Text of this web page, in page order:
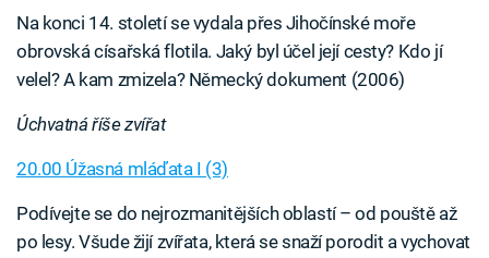
Na konci 14. století se vydala přes Jihočínské moře
obrovská císařská flotila. Jaký byl účel její cesty? Kdo jí
velel? A kam zmizela? Německý dokument (2006)
Úchvatná říše zvířat
20.00 Úžasná mláďata I (3)
Podívejte se do nejrozmanitějších oblastí – od pouště až
po lesy. Všude žijí zvířata, která se snaží porodit a vychovat